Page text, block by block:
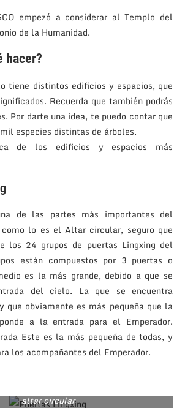
empezó a considerar al Templo del
de la Humanidad.
hacer?
tiene distintos edificios y espacios, que
Recuerda que también podrás
Por darte una idea, te puedo contar que
especies distintas de árboles.
de los edificios y espacios más
de las partes más importantes del
lo es el Altar circular, seguro que
los 24 grupos de puertas Lingxing del
están compuestos por 3 puertas o
es la más grande, debido a que se
del cielo. La que se encuentra
que obviamente es más pequeña que la
a la entrada para el Emperador.
Este es la más pequeña de todas, y
los acompañantes del Emperador.
altar circular